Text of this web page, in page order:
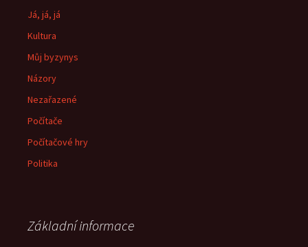
Já, já, já
Kultura
Můj byzynys
Názory
Nezařazené
Počítače
Počítačové hry
Politika
Základní informace